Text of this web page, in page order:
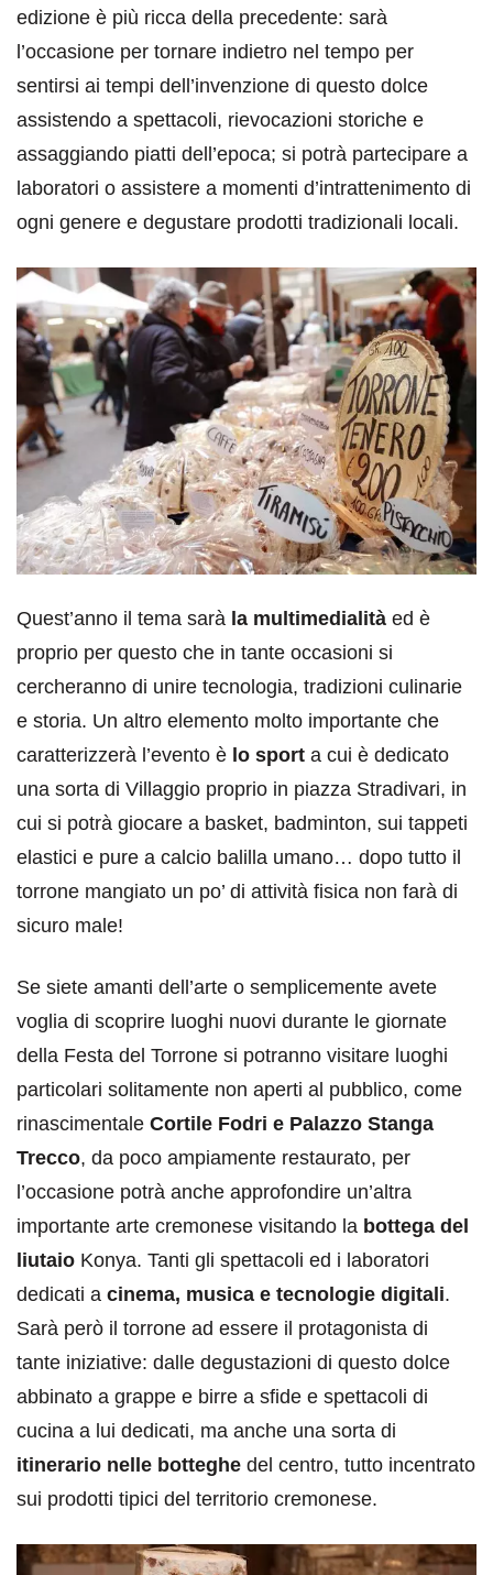
edizione è più ricca della precedente: sarà
l’occasione per tornare indietro nel tempo per
sentirsi ai tempi dell’invenzione di questo dolce
assistendo a spettacoli, rievocazioni storiche e
assaggiando piatti dell’epoca; si potrà partecipare a
laboratori o assistere a momenti d’intrattenimento di
ogni genere e degustare prodotti tradizionali locali.
Quest’anno il tema sarà la multimedialità ed è
proprio per questo che in tante occasioni si
cercheranno di unire tecnologia, tradizioni culinarie
e storia. Un altro elemento molto importante che
caratterizzerà l’evento è lo sport a cui è dedicato
una sorta di Villaggio proprio in piazza Stradivari, in
cui si potrà giocare a basket, badminton, sui tappeti
elastici e pure a calcio balilla umano… dopo tutto il
torrone mangiato un po’ di attività fisica non farà di
sicuro male!
Se siete amanti dell’arte o semplicemente avete
voglia di scoprire luoghi nuovi durante le giornate
della Festa del Torrone si potranno visitare luoghi
particolari solitamente non aperti al pubblico, come
rinascimentale Cortile Fodri e Palazzo Stanga
Trecco, da poco ampiamente restaurato, per
l’occasione potrà anche approfondire un’altra
importante arte cremonese visitando la bottega del
liutaio Konya. Tanti gli spettacoli ed i laboratori
dedicati a cinema, musica e tecnologie digitali.
Sarà però il torrone ad essere il protagonista di
tante iniziative: dalle degustazioni di questo dolce
abbinato a grappe e birre a sfide e spettacoli di
cucina a lui dedicati, ma anche una sorta di
itinerario nelle botteghe del centro, tutto incentrato
sui prodotti tipici del territorio cremonese.